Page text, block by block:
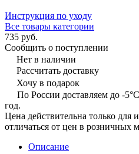
Инструкция по уходу
Все товары категории
735 руб.
Сообщить о поступлении
Нет в наличии
Рассчитать доставку
Хочу в подарок
По России доставляем до -
год.
Цена действительна только для
отличаться от цен в розничных
Описание